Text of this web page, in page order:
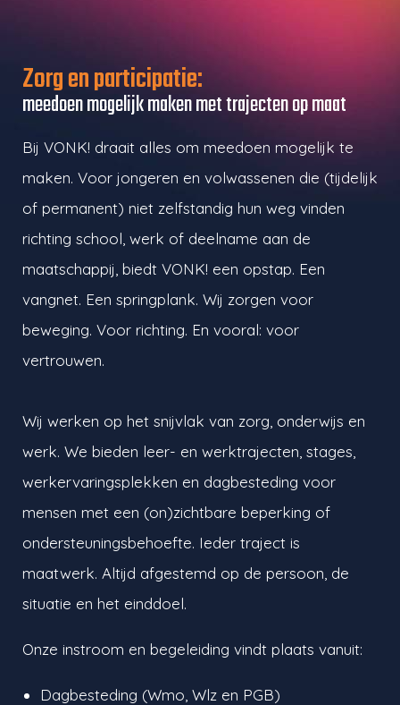
Zorg en participatie:
meedoen mogelijk maken met trajecten op maat
Bij VONK! draait alles om meedoen mogelijk te
maken. Voor jongeren en volwassenen die (tijdelijk
of permanent) niet zelfstandig hun weg vinden
richting school, werk of deelname aan de
maatschappij, biedt VONK! een opstap. Een
vangnet. Een springplank. Wij zorgen voor
beweging. Voor richting. En vooral: voor
vertrouwen.
Wij werken op het snijvlak van zorg, onderwijs en
werk. We bieden leer- en werktrajecten, stages,
werkervaringsplekken en dagbesteding voor
mensen met een (on)zichtbare beperking of
ondersteuningsbehoefte. Ieder traject is
maatwerk. Altijd afgestemd op de persoon, de
situatie en het einddoel.
Onze instroom en begeleiding vindt plaats vanuit:
Dagbesteding (Wmo, Wlz en PGB)